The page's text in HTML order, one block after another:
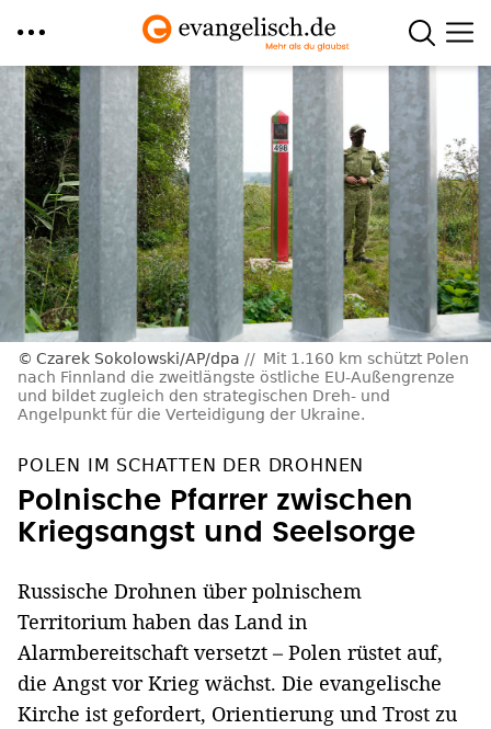
Direkt
zum
Inhalt
Czarek Sokolowski/AP/dpa
Mit 1.160 km schützt Polen
nach Finnland die zweitlängste östliche EU-Außengrenze
und bildet zugleich den strategischen Dreh- und
Angelpunkt für die Verteidigung der Ukraine.
POLEN IM SCHATTEN DER DROHNEN
Polnische Pfarrer zwischen
Kriegsangst und Seelsorge
Russische Drohnen über polnischem
Territorium haben das Land in
Alarmbereitschaft versetzt – Polen rüstet auf,
die Angst vor Krieg wächst. Die evangelische
Kirche ist gefordert, Orientierung und Trost zu